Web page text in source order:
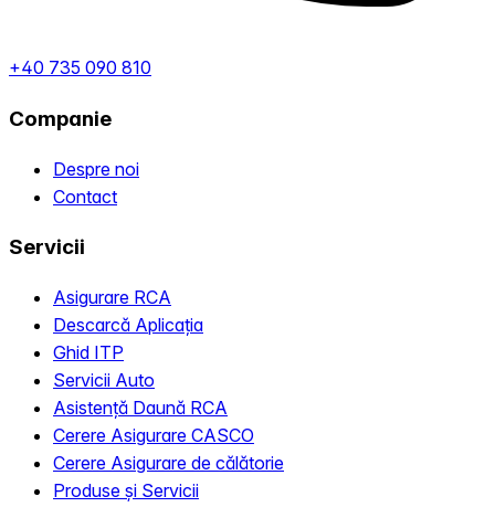
+40 735 090 810
Companie
Despre noi
Contact
Servicii
Asigurare RCA
Descarcă Aplicația
Ghid ITP
Servicii Auto
Asistență Daună RCA
Cerere Asigurare CASCO
Cerere Asigurare de călătorie
Produse și Servicii